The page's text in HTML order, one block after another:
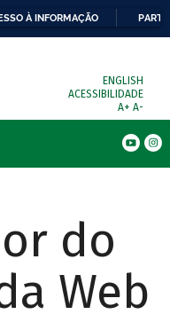
À INFORMAÇÃO
ENGLISH
ACESSIBILIDADE
A+ A-
do
Web